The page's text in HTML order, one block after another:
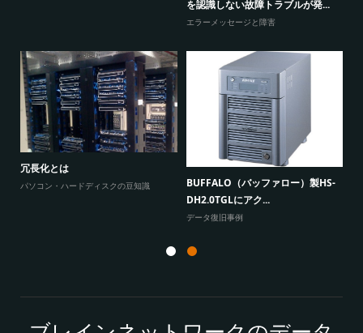
を認識しない故障トラブルが発...
エラーメッセージと障害
冗長化とは
パソコン・ハードディスクの豆知識
BUFFALO（バッファロー）製HS-
DH2.0TGLにアク...
データ復旧事例